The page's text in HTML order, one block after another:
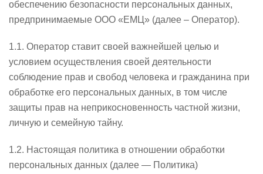
обеспечению безопасности персональных данных,
предпринимаемые ООО «ЕМЦ» (далее – Оператор).
1.1. Оператор ставит своей важнейшей целью и
условием осуществления своей деятельности
соблюдение прав и свобод человека и гражданина при
обработке его персональных данных, в том числе
защиты прав на неприкосновенность частной жизни,
личную и семейную тайну.
1.2. Настоящая политика в отношении обработки
персональных данных (далее — Политика)